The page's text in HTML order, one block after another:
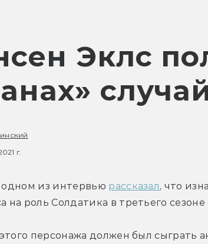
Эклс
г.
из интервью рассказал, что
на роль Солдатика в третьего сезоне
персонажа должен был сыграть